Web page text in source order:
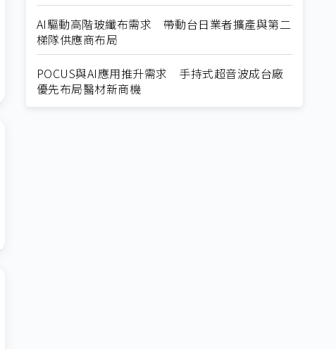
AI驅動高階玻纖布需求 帶動台日業者擴產與第二
梯隊供應商布局
POCUS與AI應用推升需求 手持式超音波成台廠
優先布局醫材新商機